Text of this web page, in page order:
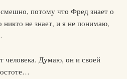
потому что Фред знает о
никто не знает, и я не понимаю,
человека. Думаю, он и своей